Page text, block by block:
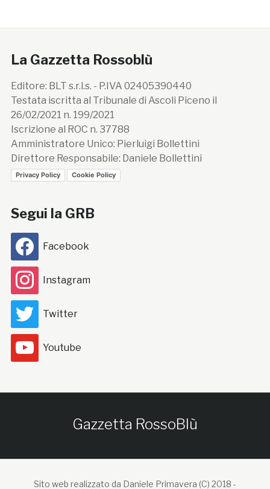
La Gazzetta Rossoblù
Editore: BLT s.r.l.s. - P.IVA 02405390440
Testata iscritta al Tribunale di Ascoli Piceno il
26/02/2021 n. 199/2021
Iscrizione al ROC n. 37788
Amministratore Unico: Pierluigi Bollettini
Direttore Responsabile: Daniele Bollettini
Privacy Policy Cookie Policy
Segui la GRB
Facebook
Instagram
Twitter
Youtube
Gazzetta RossoBlù
Sito web realizzato da Daniele Primavera (C) 2018 -